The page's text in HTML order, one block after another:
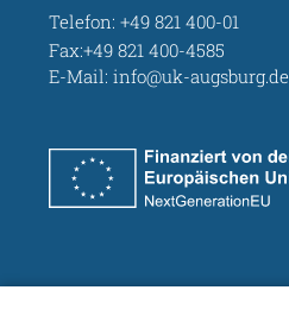
Telefon: +49 821 400-01
Fax:+49 821 400-4585
E-Mail: info@uk-augsburg.de